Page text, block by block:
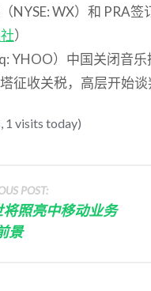
（NYSE: WX）和 PRA
）
YHOO）中国关闭音
征收关税，高层开始谈
1 visits today)
POST:
照亮中移动业务
景